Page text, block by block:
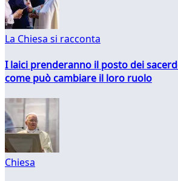
La Chiesa si racconta
I laici prenderanno il posto dei
come può cambiare il loro ruolo
Chiesa